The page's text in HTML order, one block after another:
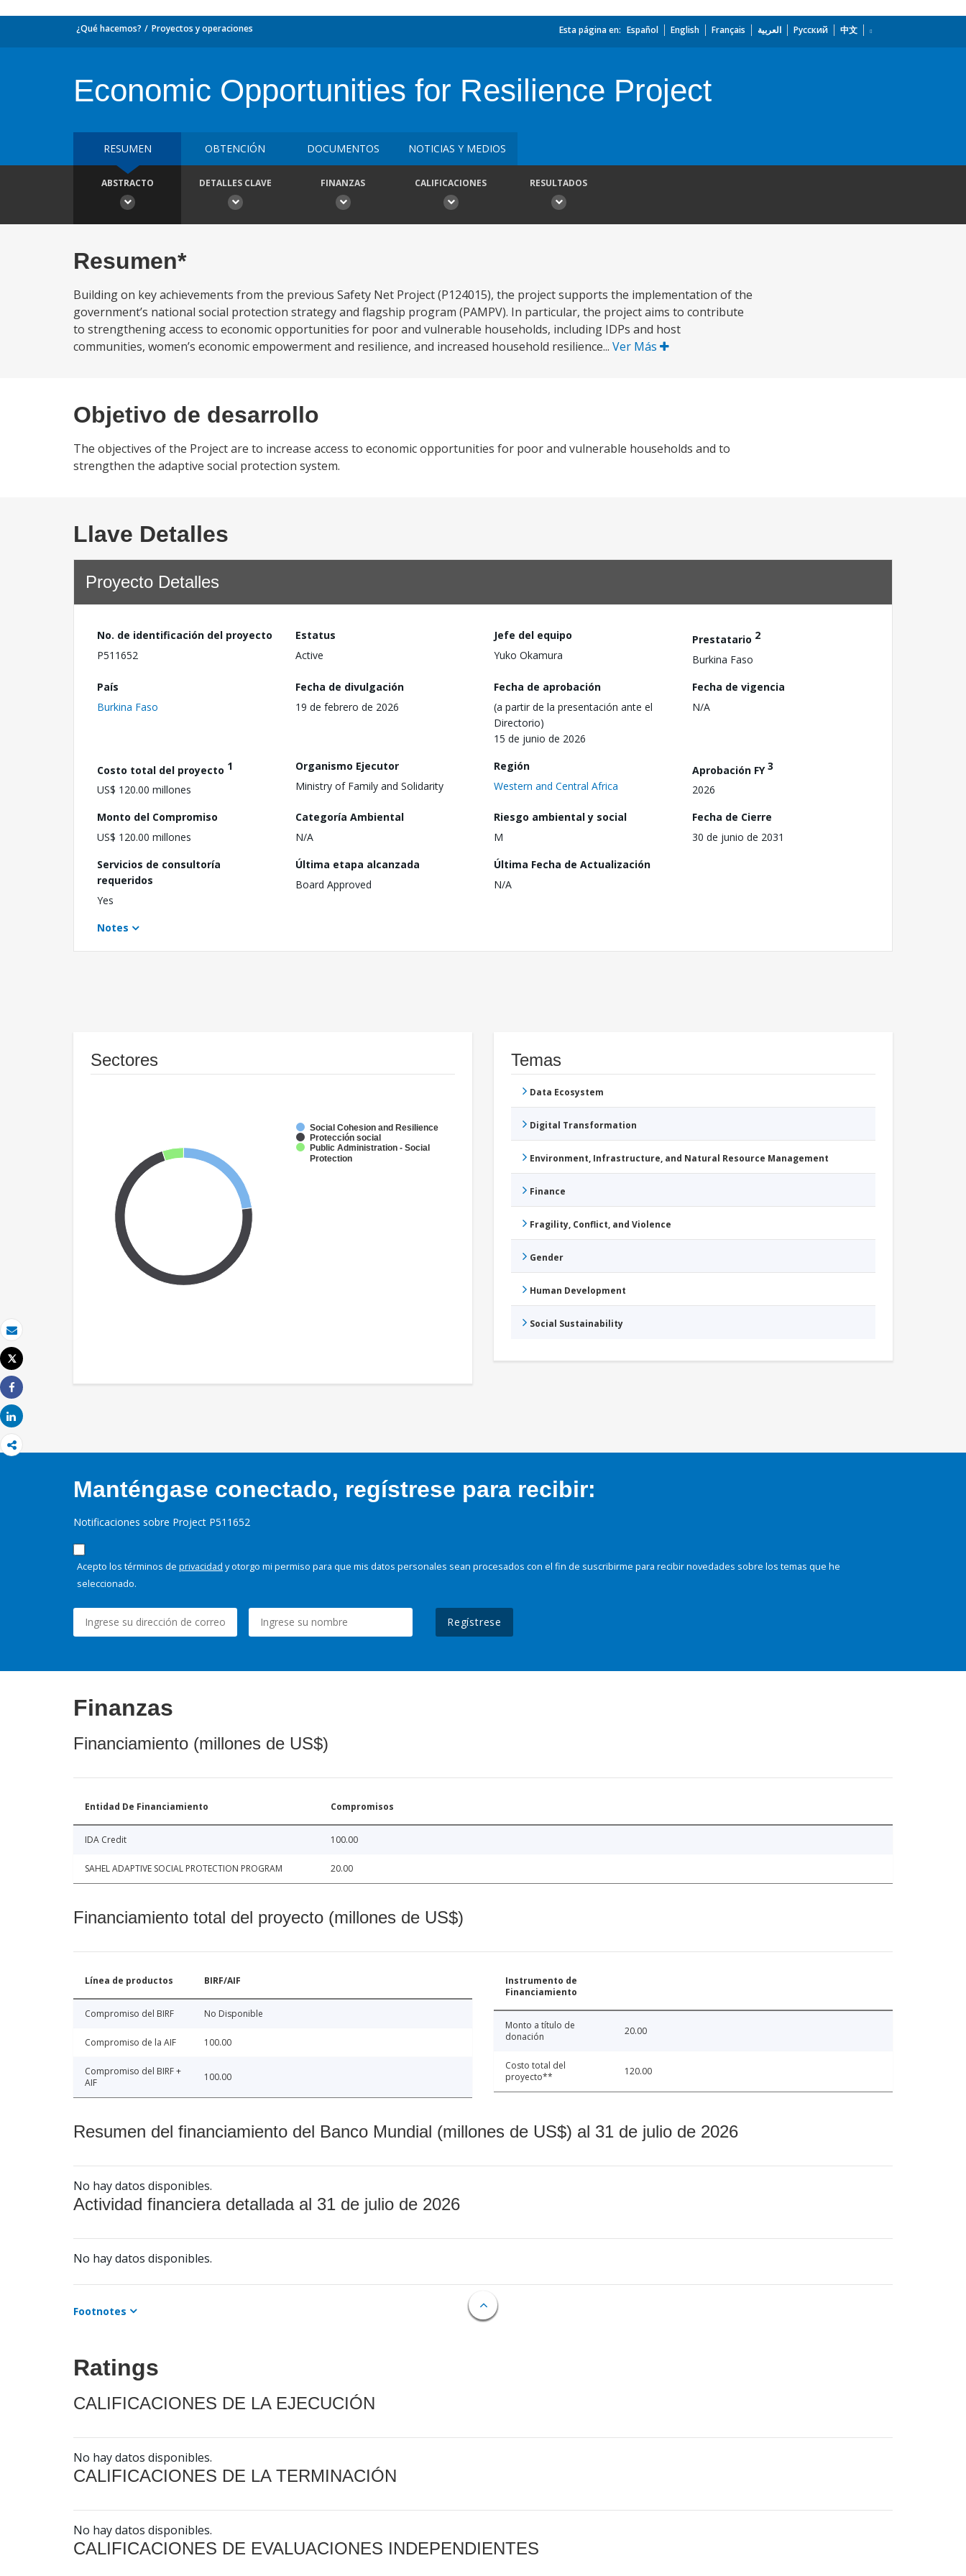
Correo electrónico
Imprimir
Tweet
Share
Share
¿Qué hacemos? Proyectos y operaciones Esta página en: Español English Français العربية Русский 中文
Economic Opportunities for Resilience Project
RESUMEN OBTENCIÓN DOCUMENTOS NOTICIAS Y MEDIOS
ABSTRACTO DETALLES CLAVE FINANZAS CALIFICACIONES RESULTADOS
Resumen*
Building on key achievements from the previous Safety Net Project (P124015), the project supports the implementation of the
government’s national social protection strategy and flagship program (PAMPV). In particular, the project aims to contribute
to strengthening access to economic opportunities for poor and vulnerable households, including IDPs and host
communities, women’s economic empowerment and resilience, and increased household resilience... Ver Más
Objetivo de desarrollo
The objectives of the Project are to increase access to economic opportunities for poor and vulnerable households and to
strengthen the adaptive social protection system.
Llave Detalles
Proyecto Detalles
No. de identificación del proyecto
P511652
Estatus
Active
Jefe del equipo
Yuko Okamura
Prestatario 2
Burkina Faso
País
Burkina Faso
Fecha de divulgación
19 de febrero de 2026
Fecha de aprobación
(a partir de la presentación ante el
Directorio)
15 de junio de 2026
Fecha de vigencia
N/A
Costo total del proyecto 1
US$ 120.00 millones
Organismo Ejecutor
Ministry of Family and Solidarity
Región
Western and Central Africa
Aprobación FY3
2026
Monto del Compromiso
US$ 120.00 millones
Categoría Ambiental
N/A
Riesgo ambiental y social
M
Fecha de Cierre
30 de junio de 2031
Servicios de consultoría
requeridos
Yes
Última etapa alcanzada
Board Approved
Última Fecha de Actualización
N/A
Notes
Sectores
Social Cohesion and Resilience
Protección social
Public Administration - Social
Protection
Temas
Data Ecosystem
Digital Transformation
Environment, Infrastructure, and Natural Resource Management
Finance
Fragility, Conflict, and Violence
Gender
Human Development
Social Sustainability
Manténgase conectado, regístrese para recibir:
Notificaciones sobre Project P511652
Acepto los términos de privacidad y otorgo mi permiso para que mis datos personales sean procesados con el fin de suscribirme para recibir novedades sobre los temas que he
seleccionado.
Regístrese
Finanzas
Financiamiento (millones de US$)
Entidad De Financiamiento Compromisos
IDA Credit 100.00
SAHEL ADAPTIVE SOCIAL PROTECTION PROGRAM 20.00
Financiamiento total del proyecto (millones de US$)
Línea de productos BIRF/AIF
Compromiso del BIRF No Disponible
Compromiso de la AIF 100.00
Compromiso del BIRF +
AIF
100.00
Instrumento de
Financiamiento
Monto a título de
donación
20.00
Costo total del
proyecto**
120.00
Resumen del financiamiento del Banco Mundial (millones de US$) al 31 de julio de 2026
No hay datos disponibles.
Actividad financiera detallada al 31 de julio de 2026
No hay datos disponibles.
Footnotes
Ratings
CALIFICACIONES DE LA EJECUCIÓN
No hay datos disponibles.
CALIFICACIONES DE LA TERMINACIÓN
No hay datos disponibles.
CALIFICACIONES DE EVALUACIONES INDEPENDIENTES